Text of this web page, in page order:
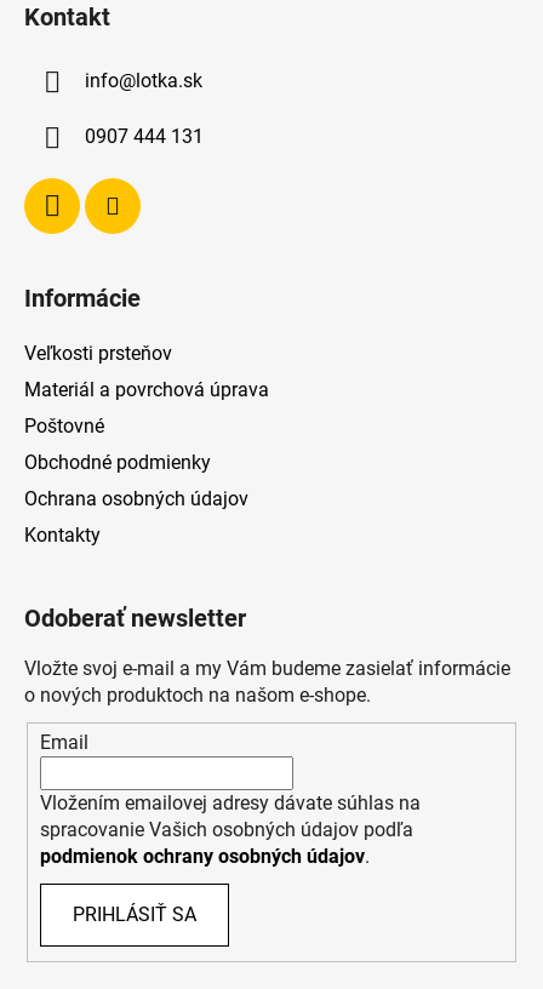
Kontakt
info@lotka.sk
0907 444 131
Informácie
Veľkosti prsteňov
Materiál a povrchová úprava
Poštovné
Obchodné podmienky
Ochrana osobných údajov
Kontakty
Odoberať newsletter
Vložte svoj e-mail a my Vám budeme zasielať informácie
o nových produktoch na našom e-shope.
Email
Vložením emailovej adresy dávate súhlas na
spracovanie Vašich osobných údajov podľa
podmienok ochrany osobných údajov.
PRIHLÁSIŤ SA